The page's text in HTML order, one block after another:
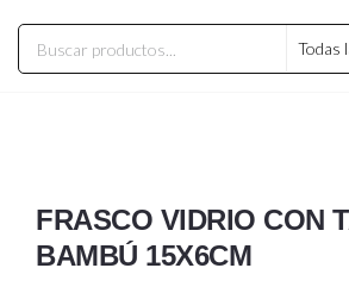
FRASCO VIDRIO CON
BAMBÚ 15X6CM